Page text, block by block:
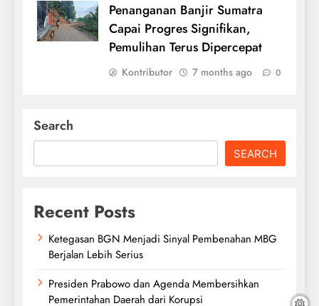
Penanganan Banjir Sumatra
Capai Progres Signifikan,
Pemulihan Terus Dipercepat
Kontributor 7 months ago 0
Search
SEARCH
Recent Posts
Ketegasan BGN Menjadi Sinyal Pembenahan MBG
Berjalan Lebih Serius
Presiden Prabowo dan Agenda Membersihkan
Pemerintahan Daerah dari Korupsi